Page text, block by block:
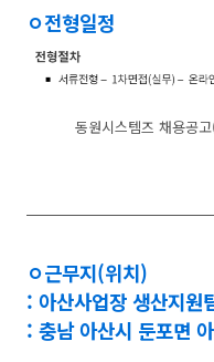
ㅇ전형일정
동원시스템즈 채용공
ㅇ근무지(위치)
: 아산사업장 생산지원
: 충남 아산시 둔포면